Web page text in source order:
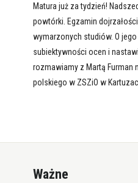
Matura już za tydzień!
powtórki. Egzamin
wymarzonych studiów. O
subiektywności ocen i
rozmawiamy z Martą Furman
polskiego w ZSZiO w
Ważne